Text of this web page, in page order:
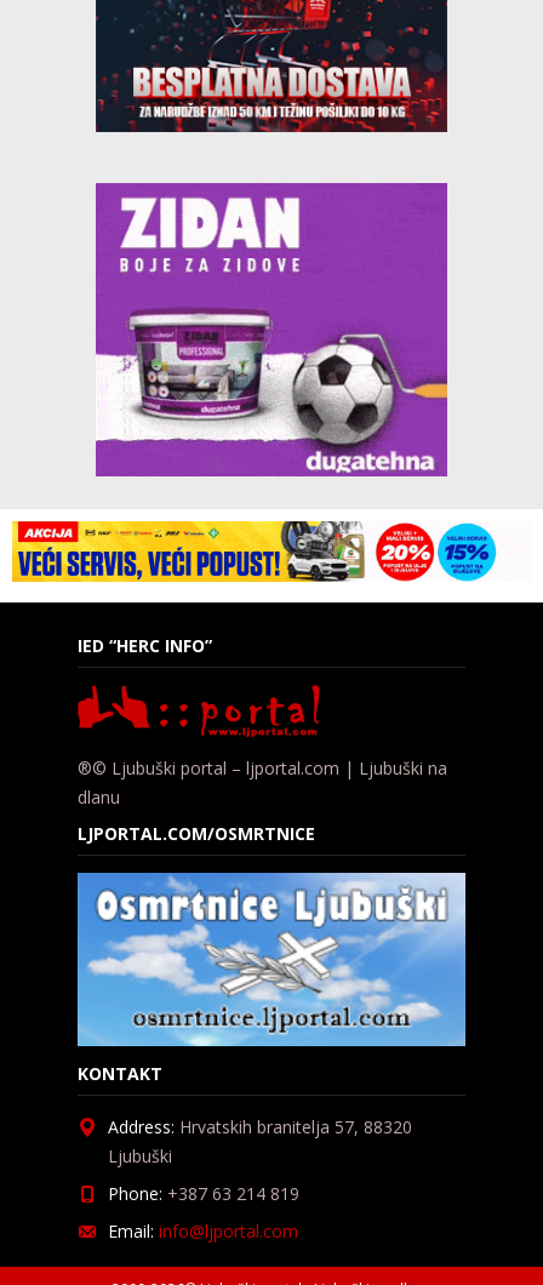
IED “HERC INFO”
®© Ljubuški portal – ljportal.com | Ljubuški na
dlanu
LJPORTAL.COM/OSMRTNICE
KONTAKT
Address: Hrvatskih branitelja 57, 88320
Ljubuški
Phone: +387 63 214 819
Email: info@ljportal.com